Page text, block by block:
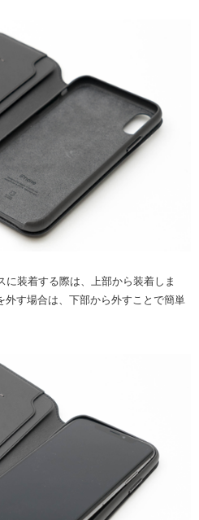
装着する際は、上部から装着しま
外す場合は、下部から外すことで簡単